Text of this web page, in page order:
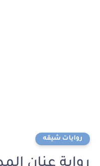
روايات شيقه